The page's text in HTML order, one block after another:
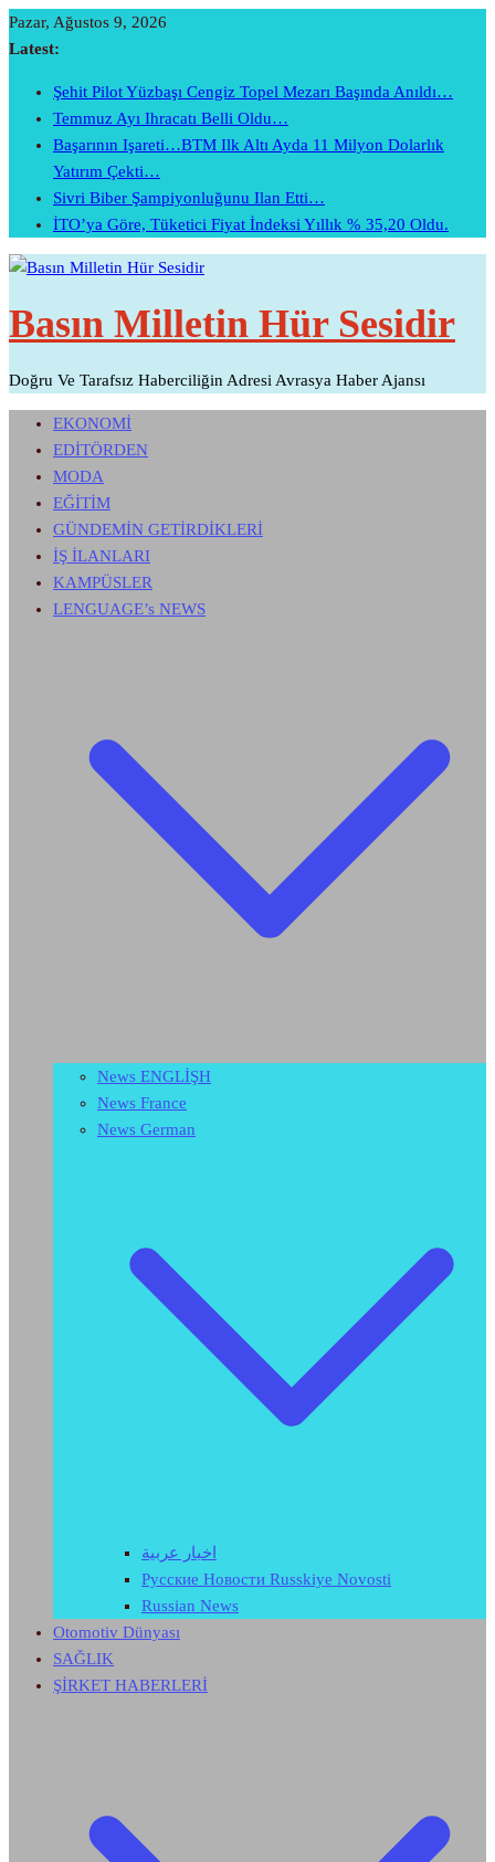
Skip
To
Pazar, Ağustos 9, 2026
Latest:
Şehit Pilot Yüzbaşı Cengiz Topel Mezarı Başında Anıldı…
Temmuz Ayı Ihracatı Belli Oldu…
Başarının Işareti…BTM Ilk Altı Ayda 11 Milyon Dolarlık
Yatırım Çekti…
Sivri Biber Şampiyonluğunu Ilan Etti…
İTO’ya Göre, Tüketici Fiyat İndeksi Yıllık % 35,20 Oldu.
Basın Milletin Hür Sesidir
Doğru Ve Tarafsız Haberciliğin Adresi Avrasya Haber Ajansı
EKONOMİ
EDİTÖRDEN
MODA
EĞİTİM
GÜNDEMİN GETİRDİKLERİ
İŞ İLANLARI
KAMPÜSLER
LENGUAGE’s NEWS
News ENGLİŞH
News France
News German
اخبار عربية
Русские Новости Russkiye Novosti
Russian News
Otomotiv Dünyası
SAĞLIK
ŞİRKET HABERLERİ